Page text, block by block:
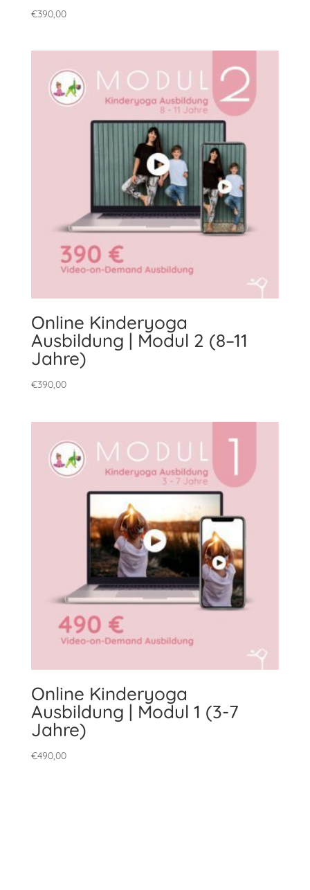
€390,00
Online Kinderyoga
Ausbildung | Modul 2 (8–11
Jahre)
€390,00
Online Kinderyoga
Ausbildung | Modul 1 (3-7
Jahre)
€490,00